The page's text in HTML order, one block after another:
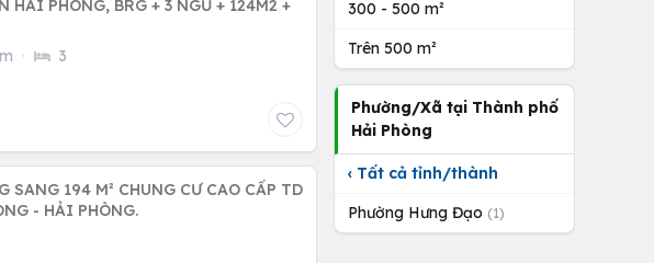
PHÒNG, BRG + 3 NGỦ + 124M2 +
· 3
194 M² CHUNG CƯ CAO CẤP TD
- HẢI PHÒNG.
300 - 500 m²
Trên 500 m²
Phường/Xã tại Thành phố
Hải Phòng
‹ Tất cả tỉnh/thành
Phường Hưng Đạo (1)